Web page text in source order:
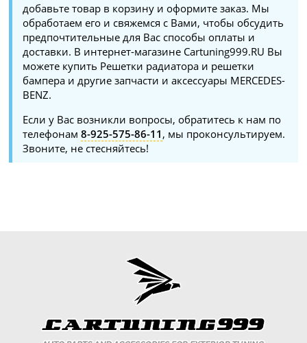
добавьте товар в корзину и оформите заказ. Мы
обработаем его и свяжемся с Вами, чтобы обсудить
предпочтительные для Вас способы оплаты и
доставки. В интернет-магазине Cartuning999.RU Вы
можете купить Решетки радиатора и решетки
бампера и другие запчасти и аксессуары MERCEDES-
BENZ.
Если у Вас возникли вопросы, обратитесь к нам по
телефонам8-925-575-86-11 , мы проконсультируем.
Звоните, не стесняйтесь!